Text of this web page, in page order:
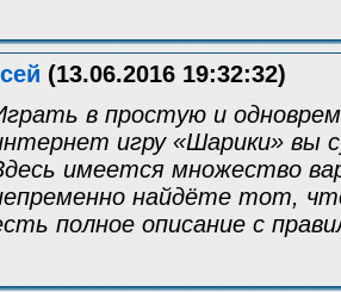
(13.06.2016 19:32:32)
в простую и
игру «Шарики» вы
имеется множество
найдёте тот,
полное описание с